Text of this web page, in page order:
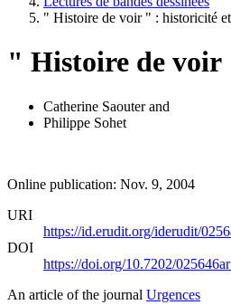
" Histoire de voir " : historicité
" Histoire de voir
Catherine Saouterand
Philippe Sohet
Online publication: Nov. 9, 2004
URI
https://id.erudit.org/iderudit/
DOI
https://doi.org/10.7202/025646ar
An article of the journal Urgences